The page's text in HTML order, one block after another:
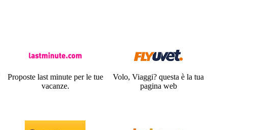
Proposte last minute per le tue
vacanze.
Volo, Viaggi? questa è la tua
pagina web